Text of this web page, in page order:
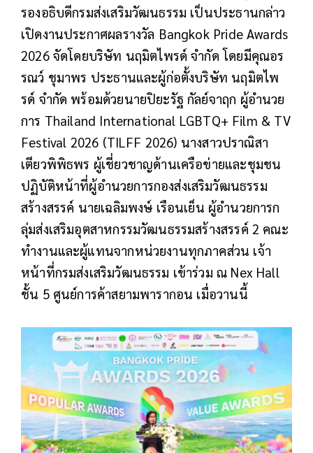
รองอธิบดีกรมส่งเสริมวัฒนธรรม เป็นประธานกล่าว
เปิดงานประกาศผลรางวัล Bangkok Pride Awards
2026 จัดโดยบริษัท นฤมิตไพรด์ จำกัด โดยมีคุณอร
รณว์ ชุมาพร ประธานและผู้ก่อตั้งบริษัท นฤมิตไพ
รด์ จำกัด พร้อมด้วยนายปิยะรัฐ กัลย์จาฤก ผู้อำนวย
การ Thailand International LGBTQ+ Film & TV
Festival 2026 (TILFF 2026) นางสาวปราณิสา
เตียวพิพิธพร ผู้เชี่ยวชาญด้านเครือข่ายและชุมชน
ปฏิบัติหน้าที่ผู้อำนวยการกองส่งเสริมวัฒนธรรม
สร้างสรรค์ นายเฉลิมพงษ์ เรือนเย็น ผู้อำนวยการก
ลุ่มส่งเสริมอุตสาหกรรมวัฒนธรรมสร้างสรรค์ 2 คณะ
ทำงานและผู้แทนจากหน่วยงานทุกภาคส่วน เจ้า
หน้าที่กรมส่งเสริมวัฒนธรรม เข้าร่วม ณ Nex Hall
ชั้น 5 ศูนย์การค้าสยามพารากอน เมื่อวานนี้